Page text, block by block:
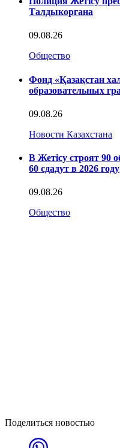
Талдыкоргана
09.08.26
Общество
Фонд «Қазақстан
образовательных
09.08.26
Новости Казахстана
В Жетісу строят 90
60 сдадут в 2026 году
09.08.26
Общество
Поделиться новостью